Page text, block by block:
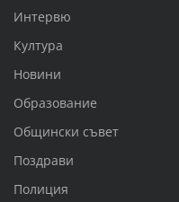
Интервю
Култура
Новини
Образование
Общински съвет
Поздрави
Полиция